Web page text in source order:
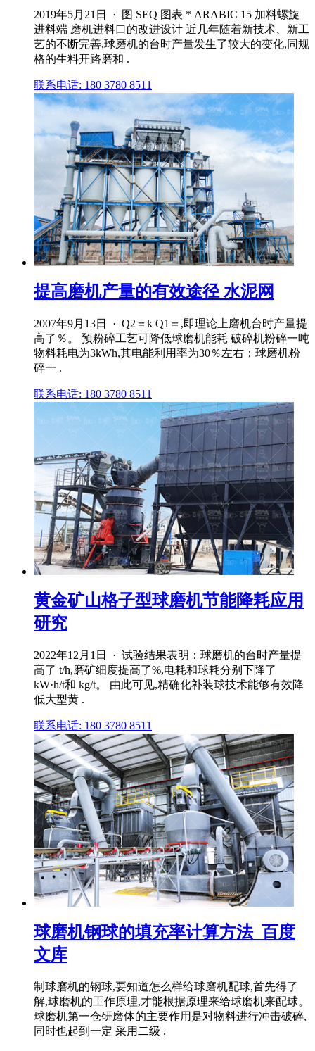
2019年5月21日 · 图 SEQ 图表 * ARABIC 15 加料螺旋
进料端 磨机进料口的改进设计 近几年随着新技术、新工
艺的不断完善,球磨机的台时产量发生了较大的变化,同规
格的生料开路磨和 .
联系电话: 180 3780 8511
提高磨机产量的有效途径 水泥网
2007年9月13日 · Q2＝k Q1＝,即理论上磨机台时产量提
高了％。 预粉碎工艺可降低球磨机能耗 破碎机粉碎一吨
物料耗电为3kWh,其电能利用率为30％左右；球磨机粉
碎一 .
联系电话: 180 3780 8511
黄金矿山格子型球磨机节能降耗应用
研究
2022年12月1日 · 试验结果表明：球磨机的台时产量提
高了 t/h,磨矿细度提高了%,电耗和球耗分别下降了
kW·h/t和 kg/t。 由此可见,精确化补装球技术能够有效降
低大型黄 .
联系电话: 180 3780 8511
球磨机钢球的填充率计算方法_百度
文库
制球磨机的钢球,要知道怎么样给球磨机配球,首先得了
解,球磨机的工作原理,才能根据原理来给球磨机来配球。
球磨机第一仓研磨体的主要作用是对物料进行冲击破碎,
同时也起到一定 采用二级 .